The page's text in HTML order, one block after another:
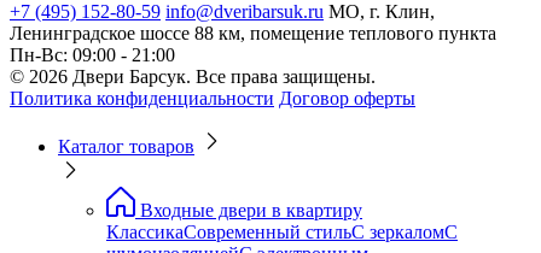
+7 (495) 152-80-59 info@dveribarsuk.ru МО, г. Клин,
Ленинградское шоссе 88 км, помещение теплового пункта
Пн-Вс: 09:00 - 21:00
© 2026 Двери Барсук. Все права защищены.
Политика конфиденциальности Договор оферты
Каталог товаров
Входные двери в квартиру
КлассикаСовременный стильС зеркаломС